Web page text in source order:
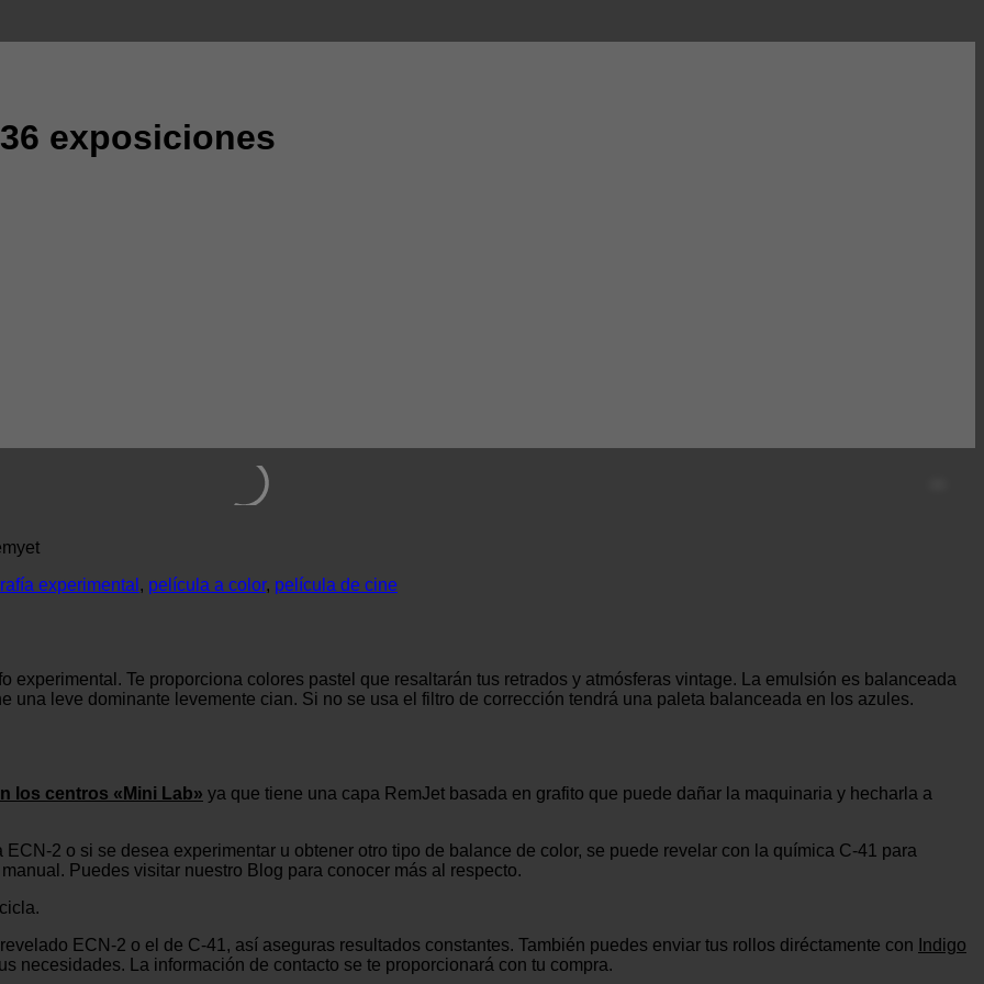
exposiciones
experimental , película a color, película de cine
experimental. Te proporciona colores pastel que resaltarán tus retrados y atmósferas vintage. La emulsión es balanceada
una leve dominante levemente cian. Si no se usa el filtro de corrección tendrá una paleta balanceada en los azules.
los centros «Mini Lab» ya que tiene una capa RemJet basada en grafito que puede dañar la maquinaria y hecharla a
2 o si se desea experimentar u obtener otro tipo de balance de color, se puede revelar con la química C-41 para
Puedes visitar nuestro Blog para conocer más al respecto.
ECN-2 o el de C-41, así aseguras resultados constantes. También puedes enviar tus rollos diréctamente con Indigo
necesidades. La información de contacto se te proporcionará con tu compra.